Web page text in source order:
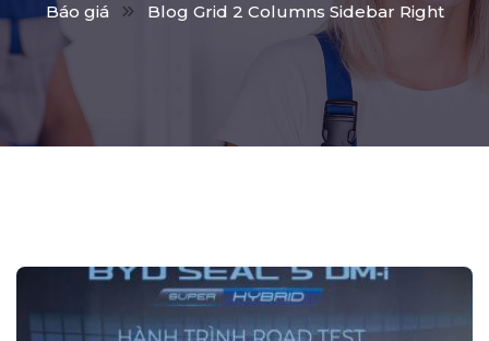
Báo giá Blog Grid 2 Columns Sidebar Right